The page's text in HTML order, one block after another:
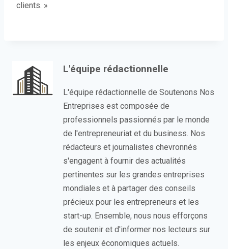
clients. »
L'équipe rédactionnelle
L'équipe rédactionnelle de Soutenons Nos
Entreprises est composée de
professionnels passionnés par le monde
de l'entrepreneuriat et du business. Nos
rédacteurs et journalistes chevronnés
s'engagent à fournir des actualités
pertinentes sur les grandes entreprises
mondiales et à partager des conseils
précieux pour les entrepreneurs et les
start-up. Ensemble, nous nous efforçons
de soutenir et d'informer nos lecteurs sur
les enjeux économiques actuels.